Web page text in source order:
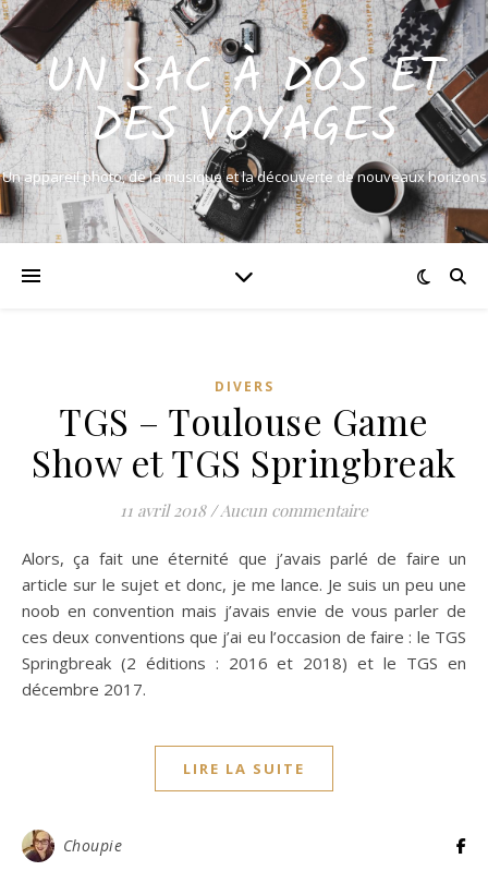
UN SAC À DOS ET
DES VOYAGES
Un appareil photo, de la musique et la découverte de nouveaux horizons
DIVERS
TGS – Toulouse Game
Show et TGS Springbreak
11 avril 2018 /Aucun commentaire
Alors, ça fait une éternité que j’avais parlé de faire un
article sur le sujet et donc, je me lance. Je suis un peu une
noob en convention mais j’avais envie de vous parler de
ces deux conventions que j’ai eu l’occasion de faire : le TGS
Springbreak (2 éditions : 2016 et 2018) et le TGS en
décembre 2017.
LIRE LA SUITE
Choupie